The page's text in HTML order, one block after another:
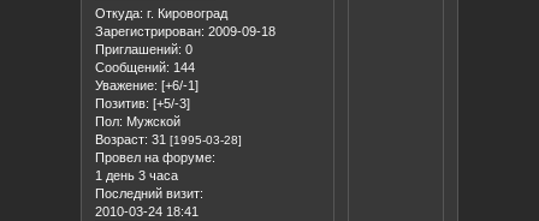
Откуда: г. Кировоград
Зарегистрирован: 2009-09-18
Приглашений: 0
Сообщений: 144
Уважение: [+6/-1]
Позитив: [+5/-3]
Пол: Мужской
Возраст: 31[1995-03-28]
Провел на форуме:
1 день 3 часа
Последний визит:
2010-03-24 18:41